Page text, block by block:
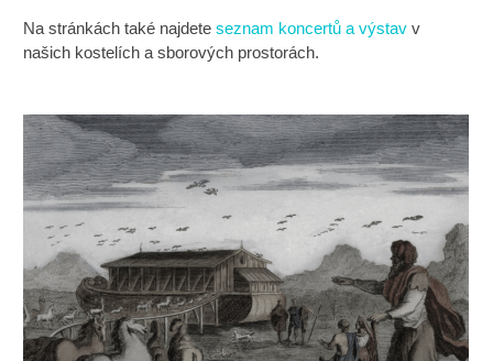
Na stránkách také najdeteseznam koncertů a výstav v
našich kostelích a sborových prostorách.